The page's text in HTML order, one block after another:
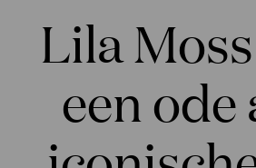
Lila
een ode